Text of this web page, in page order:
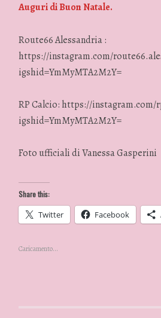
Auguri di Buon Natale.
Route66 Alessandria :
https://instagram.com/
igshid=YmMyMTA2M2Y=
RP Calcio: https://instagram.com/
igshid=YmMyMTA2M2Y=
Foto ufficiali di Vanessa Gasperini
Share this:
Twitter Facebook
Caricamento...